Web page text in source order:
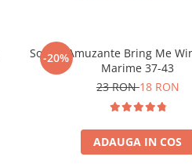
-20%
Sosete Amuzante Bring Me
Marime 37-43
23 RON18 RON
ADAUGA IN COS